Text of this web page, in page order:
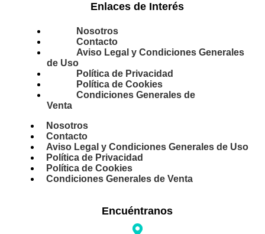
Enlaces de Interés
Nosotros
Contacto
Aviso Legal y Condiciones Generales
de Uso
Política de Privacidad
Política de Cookies
Condiciones Generales de
Venta
Nosotros
Contacto
Aviso Legal y Condiciones Generales de Uso
Política de Privacidad
Política de Cookies
Condiciones Generales de Venta
Encuéntranos